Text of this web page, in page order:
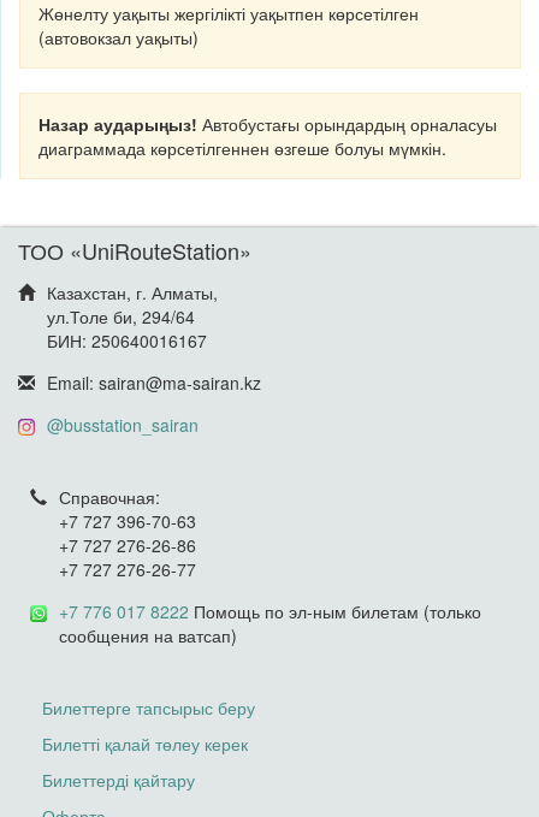
Жөнелту уақыты жергілікті уақытпен көрсетілген
(автовокзал уақыты)
Назар аударыңыз! Автобустағы орындардың орналасуы
диаграммада көрсетілгеннен өзгеше болуы мүмкін.
ТОО «UniRouteStation»
Казахстан, г. Алматы,
ул.Толе би, 294/64
БИН: 250640016167
Email: sairan@ma-sairan.kz
@busstation_sairan
Справочная:
+7 727 396-70-63
+7 727 276-26-86
+7 727 276-26-77
+7 776 017 8222 Помощь по эл-ным билетам (только
сообщения на ватсап)
Билеттерге тапсырыс беру
Билетті қалай төлеу керек
Билеттерді қайтару